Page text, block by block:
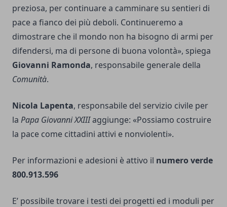
preziosa, per continuare a camminare su sentieri di
pace a fianco dei più deboli. Continueremo a
dimostrare che il mondo non ha bisogno di armi per
difendersi, ma di persone di buona volontà», spiega
Giovanni Ramonda, responsabile generale della
Comunità.
Nicola Lapenta, responsabile del servizio civile per
la Papa Giovanni XXIIIaggiunge: «Possiamo costruire
la pace come cittadini attivi e nonviolenti».
Per informazioni e adesioni è attivo il numero verde
800.913.596
E’ possibile trovare i testi dei progetti ed i moduli per